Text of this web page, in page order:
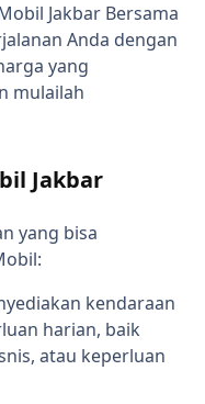
Jakbar Bersama
Anda dengan
yang
mulailah
Jakbar
yang bisa
kendaraan
harian, baik
atau keperluan